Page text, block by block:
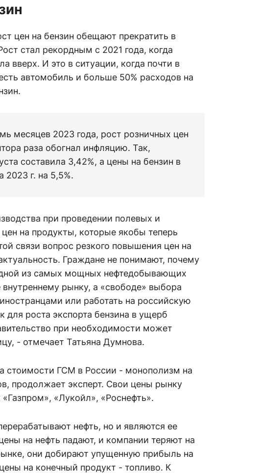
цен на бензин обещают прекратить в
стал рекордным с 2021 года, когда
вверх. И это в ситуации, когда почти в
автомобиль и больше 50% расходов на
месяцев 2023 года, рост розничных цен
раза обогнал инфляцию. Так,
составила 3,42%, а цены на бензин в
2023 г. на 5,5%.
при проведении полевых и
на продукты, которые якобы теперь
связи вопрос резкого повышения цен на
Граждане не понимают, почему
из самых мощных нефтедобывающих
внутреннему рынку, а «свободе» выбора
или работать на российскую
для роста экспорта бензина в ущерб
при необходимости может
- отмечает Татьяна Думнова.
стоимости ГСМ в России - монополизм на
продолжает эксперт. Свои цены рынку
«Лукойл», «Роснефть».
нефть, но и являются ее
на нефть падают, и компании теряют на
они добирают упущенную прибыль на
на конечный продукт - топливо. К